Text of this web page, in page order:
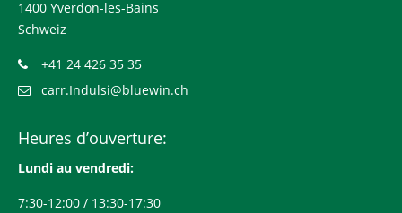
1400 Yverdon-les-Bains
Schweiz
+41 24 426 35 35
carr.Indulsi@bluewin.ch
Heures d’ouverture:
Lundi au vendredi:
7:30-12:00 / 13:30-17:30